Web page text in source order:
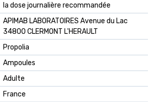
la dose journalière recommandée
‎APIMAB LABORATOIRES Avenue du Lac
34800 CLERMONT L'HERAULT
‎Propolia
‎Ampoules
‎Adulte
‎France